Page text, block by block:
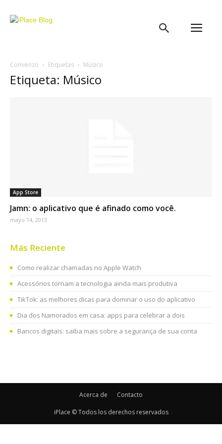
Comienzo Etiquetas Músico
Etiqueta: Músico
App Store
Jamn: o aplicativo que é afinado como você.
mayo 14, 2013
Más Reciente
Como realizar chamadas no Apple Watch
Acessórios tornam a tecnologia ainda mais produtiva
TikTok: as melhores dicas para dominar o uso do aplicativo
Dia dos Namorados em casa: apps para celebrar a dois
Bancos digitais: saiba mais sobre a segurança de sua conta
Acerca de Contacto
iPlace © Todos los derechos reservados